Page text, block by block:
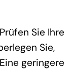
Prüfen Sie Ihre
Sie,
geringere